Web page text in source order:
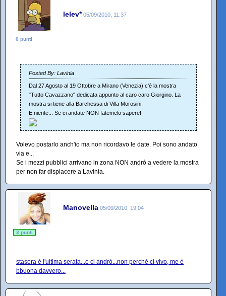
lelev* 05/09/2010, 11:37
0 punti
Posted By: Lavinia
Dal 27 Agosto al 19 Ottobre a Mirano (Venezia) c'è la mostra
"Tutto Cavazzano" dedicata appunto al caro caro Giorgino. La
mostra si tiene alla Barchessa di Villa Morosini.
E niente... Se ci andate NON fatemelo sapere!
Volevo postarlo anch'io ma non ricordavo le date. Poi sono andato
via e...
Se i mezzi pubblici arrivano in zona NON andrò a vedere la mostra
per non far dispiacere a Lavinia.
Manovella 05/09/2010, 19:04
3 punti
stasera è l'ultima serata...e ci andrò...non perchè ci vivo, me è
bbuona davvero...